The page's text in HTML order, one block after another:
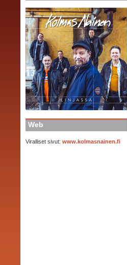
Web
Viralliset sivut: www.kolmasnainen.fi